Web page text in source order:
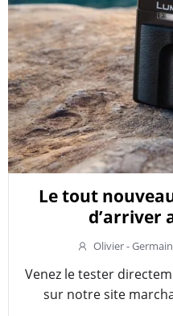
Le tout
d’arriver
Olivier -
Venez le tester
sur notre site